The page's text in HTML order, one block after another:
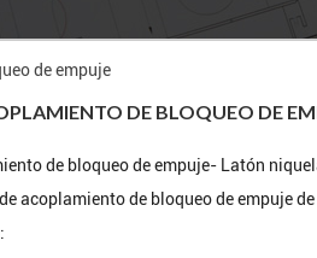
de empuje
DE BLOQUEO DE
de bloqueo de empuje- Latón
acoplamiento de bloqueo de empuje